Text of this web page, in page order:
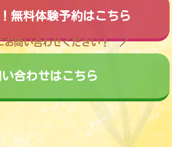
！無料体験予約はこちら
お問い合わせください！
い合わせはこちら